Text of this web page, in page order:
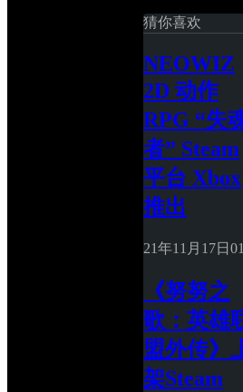
猜你喜欢
NEOWIZ
2D 动作
RPG “失
者” Steam
平台 Xbox
推出
21年11月17日 0
《努努之
歌：英雄
盟外传》
架Steam